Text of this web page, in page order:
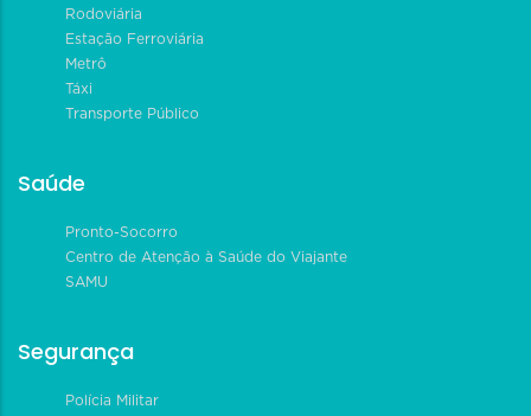
Rodoviária
Estação Ferroviária
Metrô
Táxi
Transporte Público
Saúde
Pronto-Socorro
Centro de Atenção à Saúde do Viajante
SAMU
Segurança
Polícia Militar